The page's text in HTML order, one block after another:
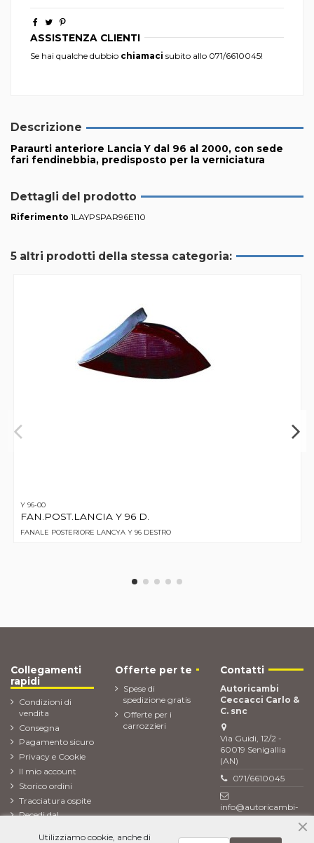
ASSISTENZA CLIENTI
Se hai qualche dubbio chiamaci subito allo 071/6610045!
Descrizione
Paraurti anteriore Lancia Y dal 96 al 2000, con sede
fari fendinebbia, predisposto per la verniciatura
Dettagli del prodotto
Riferimento 1LAYPSPAR96E110
5 altri prodotti della stessa categoria:
Y 96-00
FAN.POST.LANCIA Y 96 D.
FANALE POSTERIORE LANCYA Y 96 DESTRO
Collegamenti
rapidi
Condizioni di
vendita
Consegna
Pagamento sicuro
Privacy e Cookie
Il mio account
Storico ordini
Tracciatura ospite
Recedi dal
ordine)
Offerte per te
Spese di
spedizione gratis
Offerte per i
carrozzieri
Contatti
Autoricambi
Ceccacci Carlo &
C. snc
Via Guidi, 12/2 -
60019 Senigallia
(AN)
071/6610045
info@autoricambi-
ceccacci.it
Utilizziamo cookie, anche di